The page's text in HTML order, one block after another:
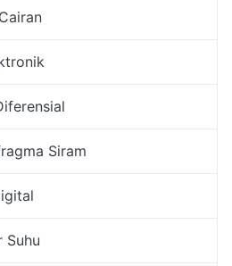
Siram
Suhu